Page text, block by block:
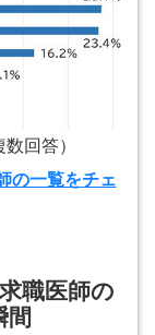
回答）
の一覧をチェ
職医師の
間